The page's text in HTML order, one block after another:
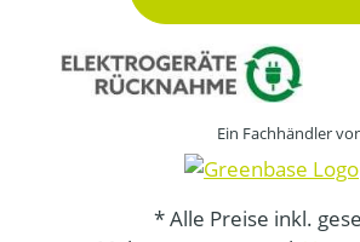
Ein Fachhändler
* Alle Preise inkl.